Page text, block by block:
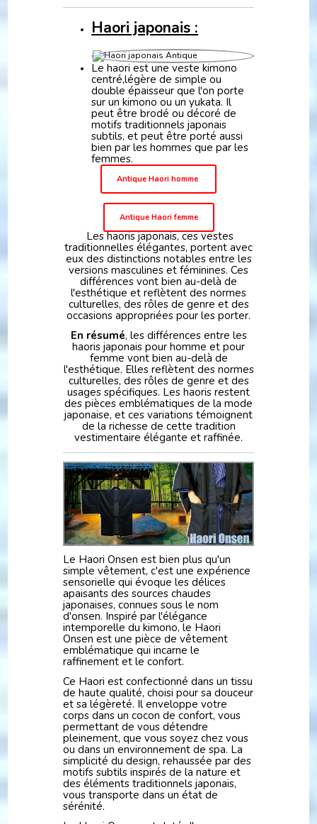
Haori japonais :
Le haori est une veste kimono
centré,légère de simple ou
double épaisseur que l'on porte
sur un kimono ou un yukata. Il
peut être brodé ou décoré de
motifs traditionnels japonais
subtils, et peut être porté aussi
bien par les hommes que par les
femmes.
Antique Haori homme
Antique Haori femme
Les haoris japonais, ces vestes
traditionnelles élégantes, portent avec
eux des distinctions notables entre les
versions masculines et féminines. Ces
différences vont bien au-delà de
l'esthétique et reflètent des normes
culturelles, des rôles de genre et des
occasions appropriées pour les porter.
En résumé, les différences entre les
haoris japonais pour homme et pour
femme vont bien au-delà de
l'esthétique. Elles reflètent des normes
culturelles, des rôles de genre et des
usages spécifiques. Les haoris restent
des pièces emblématiques de la mode
japonaise, et ces variations témoignent
de la richesse de cette tradition
vestimentaire élégante et raffinée.
Le Haori Onsen est bien plus qu'un
simple vêtement, c'est une expérience
sensorielle qui évoque les délices
apaisants des sources chaudes
japonaises, connues sous le nom
d'onsen. Inspiré par l'élégance
intemporelle du kimono, le Haori
Onsen est une pièce de vêtement
emblématique qui incarne le
raffinement et le confort.
Ce Haori est confectionné dans un tissu
de haute qualité, choisi pour sa douceur
et sa légèreté. Il enveloppe votre
corps dans un cocon de confort, vous
permettant de vous détendre
pleinement, que vous soyez chez vous
ou dans un environnement de spa. La
simplicité du design, rehaussée par des
motifs subtils inspirés de la nature et
des éléments traditionnels japonais,
vous transporte dans un état de
sérénité.